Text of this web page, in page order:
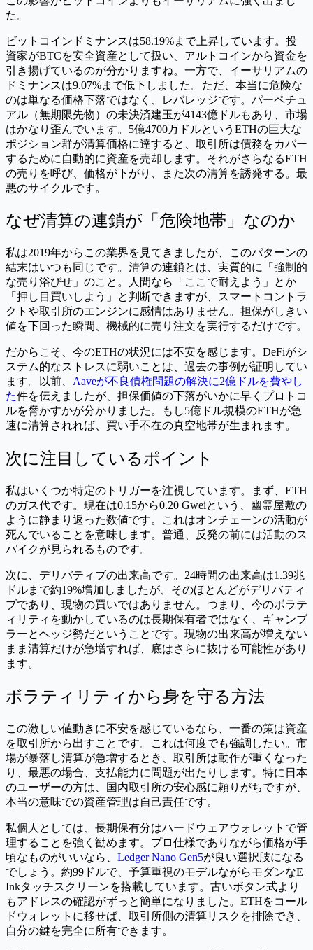
た。
ビットコインドミナンスは58.19%まで上昇しています。投
資家がBTCを安全資産として扱い、アルトコインから資金を
引き揚げているのが分かりますね。一方で、イーサリアムの
ドミナンスは9.07%まで低下しました。ただ、本当に危険な
のは単なる価格下落ではなく、レバレッジです。パーペチュ
アル（無期限先物）の未決済建玉が4143億ドルもあり、市場
はかなり歪んでいます。5億4700万ドルというETHの巨大な
ポジション群が清算価格に達すると、取引所は債務をカバー
するために自動的に資産を売却します。それがさらなるETH
の売りを呼び、価格が下がり、また次の清算を誘発する。最
悪のサイクルです。
なぜ清算の連鎖が「危険地帯」なのか
私は2019年からこの業界を見てきましたが、このパターンの
結末はいつも同じです。清算の連鎖とは、実質的に「強制的
な売り浴びせ」のこと。人間なら「ここで耐えよう」とか
「押し目買いしよう」と判断できますが、スマートコントラ
クトや取引所のエンジンに感情はありません。担保がしきい
値を下回った瞬間、機械的に売り注文を実行するだけです。
だからこそ、今のETHの状況には不安を感じます。DeFiがシ
ステム的なストレスに弱いことは、過去の事例が証明してい
ます。以前、 Aaveが不良債権問題の解決に2億ドルを費やし
た件を伝えましたが、担保価値の下落がいかに早くプロトコ
ルを脅かすかが分かりました。もし5億ドル規模のETHが急
速に清算されれば、買い手不在の真空地帯が生まれます。
次に注目しているポイント
私はいくつか特定のトリガーを注視しています。まず、ETH
のガス代です。現在は0.15から0.20 Gweiという、幽霊屋敷の
ように静まり返った数値です。これはオンチェーンの活動が
死んでいることを意味します。普通、反発の前には活動のス
パイクが見られるものです。
次に、デリバティブの出来高です。24時間の出来高は1.39兆
ドルまで約19%増加しましたが、そのほとんどがデリバティ
ブであり、現物の買いではありません。つまり、今のボラテ
ィリティを動かしているのは長期保有者ではなく、ギャンブ
ラーとヘッジ勢だということです。現物の出来高が増えない
まま清算だけが急増すれば、底はさらに抜ける可能性があり
ます。
ボラティリティから身を守る方法
この激しい値動きに不安を感じているなら、一番の策は資産
を取引所から出すことです。これは何度でも強調したい。市
場が暴落し清算が急増するとき、取引所は動作が重くなった
り、最悪の場合、支払能力に問題が出たりします。特に日本
のユーザーの方は、国内取引所の安心感に頼りがちですが、
本当の意味での資産管理は自己責任です。
私個人としては、長期保有分はハードウェアウォレットで管
理することを強く勧めます。プロ仕様でありながら価格が手
頃なものがいいなら、 Ledger Nano Gen5が良い選択肢になる
でしょう。約99ドルで、予算重視のモデルながらモダンなE
Inkタッチスクリーンを搭載しています。古いボタン式より
もアドレスの確認がずっと簡単になりました。ETHをコール
ドウォレットに移せば、取引所側の清算リスクを排除でき、
自分の鍵を完全に所有できます。